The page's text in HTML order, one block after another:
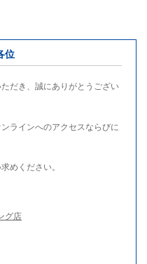
位
だき、誠にありがとうござい
ラインへのアクセスならびに
めください。
グ店